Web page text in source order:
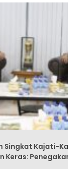
Singkat Kajati-
Keras: